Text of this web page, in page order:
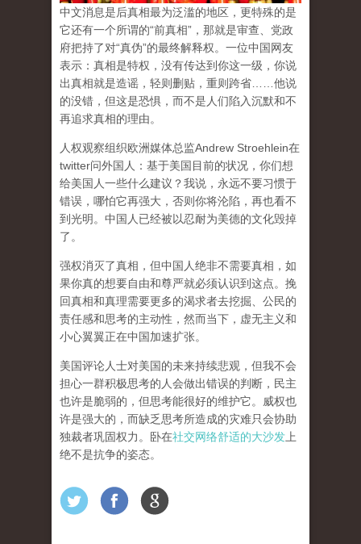
中文消息是后真相最为泛滥的地区，更特殊的是
它还有一个所谓的“前真相”，那就是审查、党政
府把持了对“真伪”的最终解释权。一位中国网友
表示：真相是特权，没有传达到你这一级，你说
出真相就是造谣，轻则删贴，重则跨省……他说
的没错，但这是恐惧，而不是人们陷入沉默和不
再追求真相的理由。
人权观察组织欧洲媒体总监Andrew Stroehlein在
twitter问外国人：基于美国目前的状况，你们想
给美国人一些什么建议？我说，永远不要习惯于
错误，哪怕它再强大，否则你将沦陷，再也看不
到光明。中国人已经被以忍耐为美德的文化毁掉
了。
强权消灭了真相，但中国人绝非不需要真相，如
果你真的想要自由和尊严就必须认识到这点。挽
回真相和真理需要更多的渴求者去挖掘、公民的
责任感和思考的主动性，然而当下，虚无主义和
小心翼翼正在中国加速扩张。
美国评论人士对美国的未来持续悲观，但我不会
担心一群积极思考的人会做出错误的判断，民主
也许是脆弱的，但思考能很好的维护它。威权也
许是强大的，而缺乏思考所造成的灾难只会协助
独裁者巩固权力。卧在社交网络舒适的大沙发 上
绝不是抗争的姿态。